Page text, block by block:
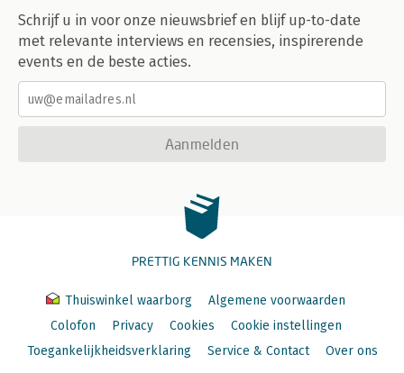
Schrijf u in voor onze nieuwsbrief en blijf up-to-date
met relevante interviews en recensies, inspirerende
events en de beste acties.
Aanmelden
PRETTIG KENNIS MAKEN
Thuiswinkel waarborg
Algemene voorwaarden
Colofon
Privacy Cookies
Cookie instellingen
Toegankelijkheidsverklaring
Service & Contact Over ons